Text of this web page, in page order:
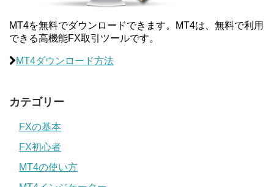
MT4を無料でダウンロードできます。MT4は、無料で利用
できる高機能FX取引ツールです。
MT4ダウンロード方法
カテゴリー
FXの基本
FX初心者
MT4の使い方